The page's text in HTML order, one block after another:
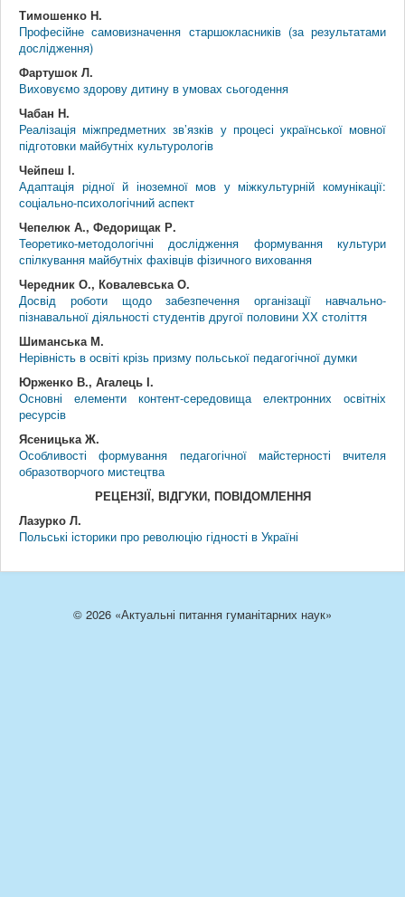
Тимошенко Н.
Професійне самовизначення старшокласників (за результатами
дослідження)
Фартушок Л.
Виховуємо здорову дитину в умовах сьогодення
Чабан Н.
Реалізація міжпредметних зв’язків у процесі української мовної
підготовки майбутніх культурологів
Чейпеш І.
Адаптація рідної й іноземної мов у міжкультурній комунікації:
соціально-психологічний аспект
Чепелюк А., Федорищак Р.
Теоретико-методологічні дослідження формування культури
спілкування майбутніх фахівців фізичного виховання
Чередник О., Ковалевська О.
Досвід роботи щодо забезпечення організації навчально-
пізнавальної діяльності студентів другої половини ХХ століття
Шиманська М.
Нерівність в освіті крізь призму польської педагогічної думки
Юрженко В., Агалець І.
Основні елементи контент-середовища електронних освітніх
ресурсів
Ясеницька Ж.
Особливості формування педагогічної майстерності вчителя
образотворчого мистецтва
РЕЦЕНЗІЇ, ВІДГУКИ, ПОВІДОМЛЕННЯ
Лазурко Л.
Польські історики про революцію гідності в Україні
© 2026 «Актуальні питання гуманітарних наук»